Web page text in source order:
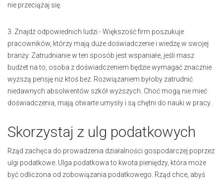
nie przeciążaj się.
3. Znajdź odpowiednich ludzi - Większość firm poszukuje
pracowników, którzy mają duże doświadczenie i wiedzę w swojej
branży. Zatrudnianie w ten sposób jest wspaniałe, jeśli masz
budżet na to, osoba z doświadczeniem będzie wymagać znacznie
wyższą pensję niż ktoś bez. Rozwiązaniem byłoby zatrudnić
niedawnych absolwentów szkół wyższych. Choć mogą nie mieć
doświadczenia, mają otwarte umysły i są chętni do nauki w pracy.
Skorzystaj z ulg podatkowych
Rząd zachęca do prowadzenia działalności gospodarczej poprzez
ulgi podatkowe. Ulga podatkowa to kwota pieniędzy, która może
być odliczona od zobowiązania podatkowego. Rząd chce, abyś